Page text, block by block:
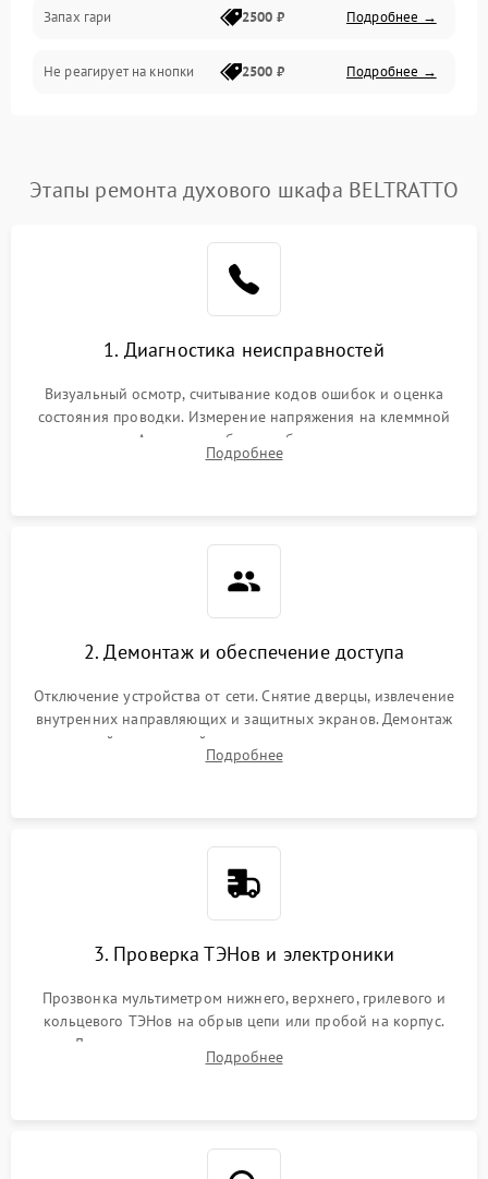
Запах гари 2500 ₽ Подробнее →
Не реагирует на кнопки 2500 ₽ Подробнее →
Этапы ремонта духового шкафа BELTRATTO
1. Диагностика неисправностей
Визуальный осмотр, считывание кодов ошибок и оценка
состояния проводки. Измерение напряжения на клеммной
колодке. Анализ жалоб на проблемы с нагревом,
конвекцией, панелью управления или блокировкой дверцы.
Подробнее
2. Демонтаж и обеспечение доступа
Отключение устройства от сети. Снятие дверцы, извлечение
внутренних направляющих и защитных экранов. Демонтаж
задней или верхней панели для прямого доступа к
нагревательным элементам, плате и вентиляторам.
Подробнее
3. Проверка ТЭНов и электроники
Прозвонка мультиметром нижнего, верхнего, грилевого и
кольцевого ТЭНов на обрыв цепи или пробой на корпус.
Диагностика термостата, датчиков температуры,
переключателя режимов и мотора конвекции.
Подробнее